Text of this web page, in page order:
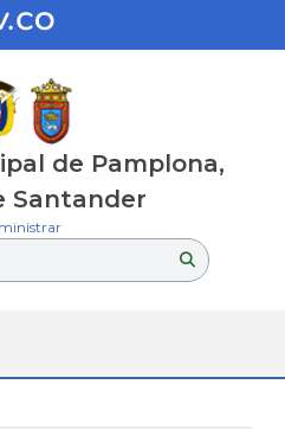
de Pamplona,
Santander